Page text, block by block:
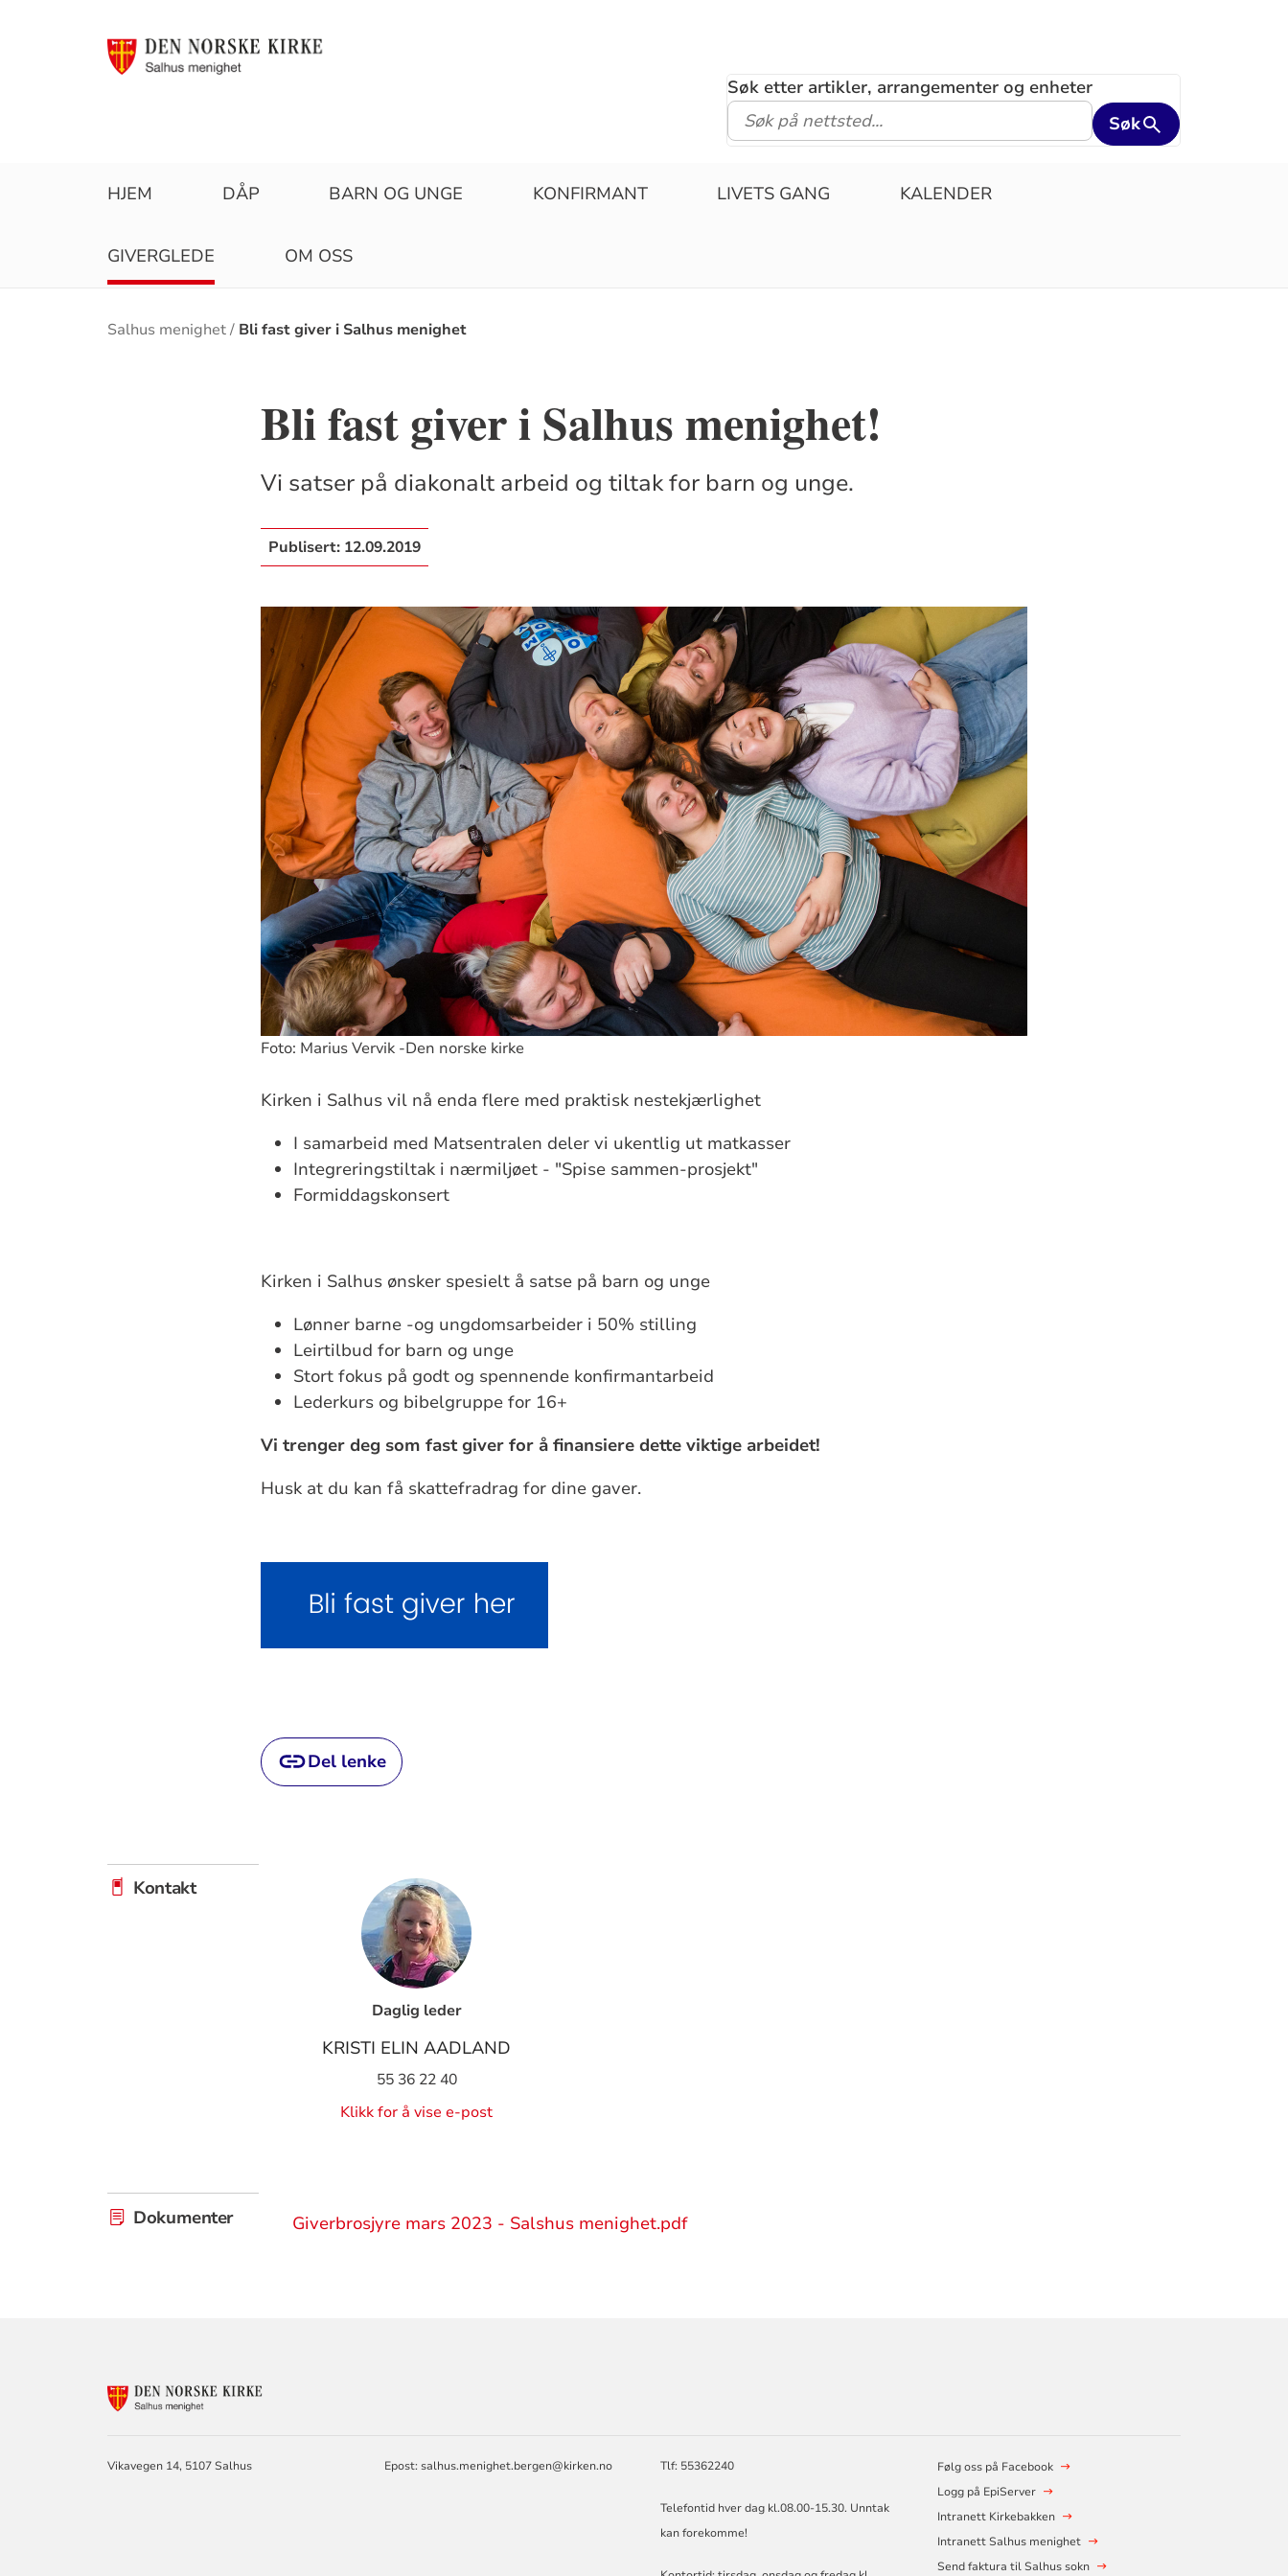
Søk etter artikler, arrangementer og enheter
Søk
HJEM DÅP BARN OG UNGE KONFIRMANT LIVETS GANG KALENDER
GIVERGLEDE OM OSS
Brødsmulesti
Salhus menighet Bli fast giver i Salhus menighet
Bli fast giver i Salhus menighet!
Vi satser på diakonalt arbeid og tiltak for barn og unge.
Publisert: 12.09.2019
Foto: Marius Vervik -Den norske kirke
Kirken i Salhus vil nå enda flere med praktisk nestekjærlighet
I samarbeid med Matsentralen deler vi ukentlig ut matkasser
Integreringstiltak i nærmiljøet - "Spise sammen-prosjekt"
Formiddagskonsert
Kirken i Salhus ønsker spesielt å satse på barn og unge
Lønner barne -og ungdomsarbeider i 50% stilling
Leirtilbud for barn og unge
Stort fokus på godt og spennende konfirmantarbeid
Lederkurs og bibelgruppe for 16+
Vi trenger deg som fast giver for å finansiere dette viktige arbeidet!
Husk at du kan få skattefradrag for dine gaver.
Del lenke
Kontakt
Daglig leder
KRISTI ELIN AADLAND
55 36 22 40
Klikk for å vise e-post
Dokumenter Giverbrosjyre mars 2023 - Salshus menighet.pdf
Vikavegen 14, 5107 Salhus Epost: salhus.menighet.bergen@kirken.no Tlf: 55362240
Telefontid hver dag kl.08.00-15.30. Unntak
kan forekomme!
Følg oss på Facebook
Logg på EpiServer
Intranett Kirkebakken
Intranett Salhus menighet
Send faktura til Salhus sokn